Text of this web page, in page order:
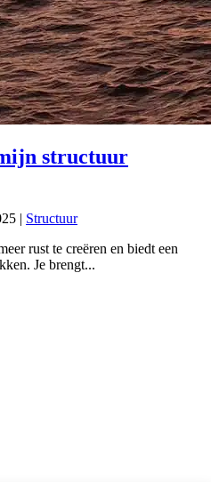
structuur
| Structuur
rust te creëren en biedt een
Je brengt...